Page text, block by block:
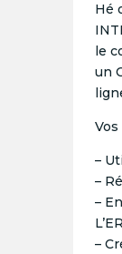
Hé
le
un
–
–
–
–